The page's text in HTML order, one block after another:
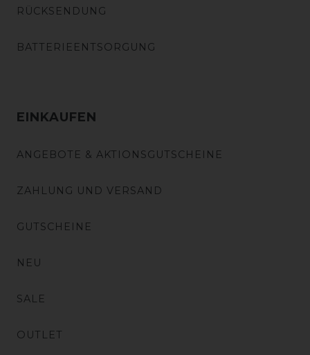
RÜCKSENDUNG
BATTERIEENTSORGUNG
EINKAUFEN
ANGEBOTE & AKTIONSGUTSCHEINE
ZAHLUNG UND VERSAND
GUTSCHEINE
NEU
SALE
OUTLET